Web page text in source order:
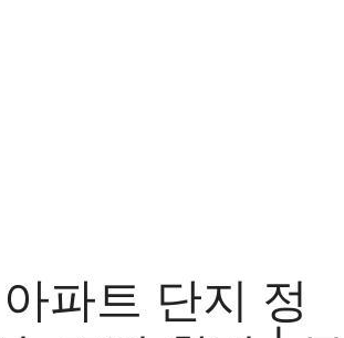
파트 단지 정